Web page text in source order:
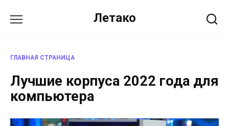
Летако
ГЛАВНАЯ СТРАНИЦА
Лучшие корпуса 2022 года для
компьютера